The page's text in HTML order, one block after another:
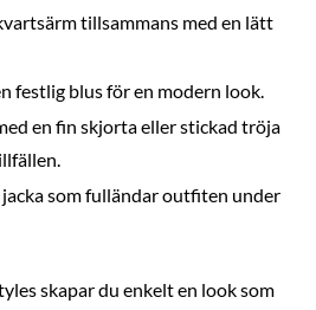
tillsammans med en lätt
festlig blus för en modern look.
en fin skjorta eller stickad tröja
som fulländar outfiten under
skapar du enkelt en look som